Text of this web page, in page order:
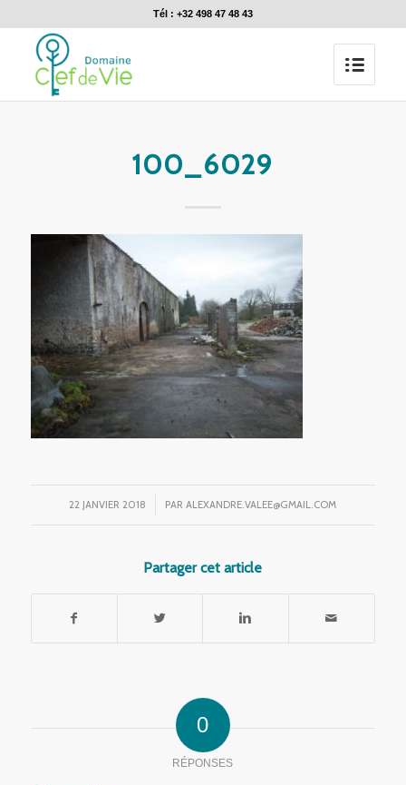
Tél : +32 498 47 48 43
100_6029
22 JANVIER 2018
/ PAR ALEXANDRE.VALEE@GMAIL.COM
Partager cet article
0
RÉPONSES